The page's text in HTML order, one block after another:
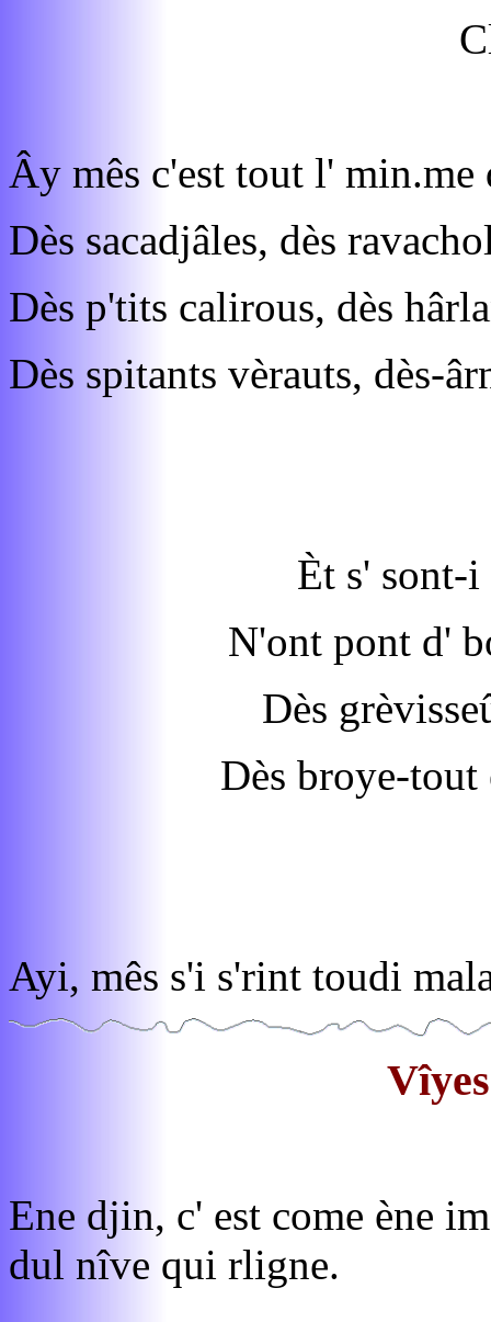
Ây mês c'est tout l' min.me
Dès sacadjâles, dès
Dès p'tits calirous, dès
Dès spitants vèrauts, dès-
Èt s' sont-
N'ont pont d'
Dès
Dès broye-tout
Ayi, mês s'i s'rint toudi
Ene djin, c' est come ène
dul nîve qui rligne.